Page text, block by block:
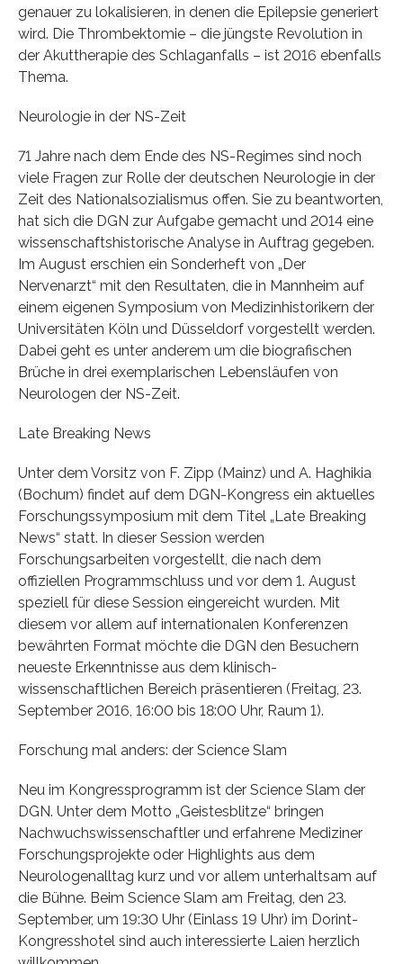
genauer zu lokalisieren, in denen die Epilepsie generiert
wird. Die Thrombektomie – die jüngste Revolution in
der Akuttherapie des Schlaganfalls – ist 2016 ebenfalls
Thema.
Neurologie in der NS-Zeit
71 Jahre nach dem Ende des NS-Regimes sind noch
viele Fragen zur Rolle der deutschen Neurologie in der
Zeit des Nationalsozialismus offen. Sie zu beantworten,
hat sich die DGN zur Aufgabe gemacht und 2014 eine
wissenschaftshistorische Analyse in Auftrag gegeben.
Im August erschien ein Sonderheft von „Der
Nervenarzt“ mit den Resultaten, die in Mannheim auf
einem eigenen Symposium von Medizinhistorikern der
Universitäten Köln und Düsseldorf vorgestellt werden.
Dabei geht es unter anderem um die biografischen
Brüche in drei exemplarischen Lebensläufen von
Neurologen der NS-Zeit.
Late Breaking News
Unter dem Vorsitz von F. Zipp (Mainz) und A. Haghikia
(Bochum) findet auf dem DGN-Kongress ein aktuelles
Forschungssymposium mit dem Titel „Late Breaking
News“ statt. In dieser Session werden
Forschungsarbeiten vorgestellt, die nach dem
offiziellen Programmschluss und vor dem 1. August
speziell für diese Session eingereicht wurden. Mit
diesem vor allem auf internationalen Konferenzen
bewährten Format möchte die DGN den Besuchern
neueste Erkenntnisse aus dem klinisch-
wissenschaftlichen Bereich präsentieren (Freitag, 23.
September 2016, 16:00 bis 18:00 Uhr, Raum 1).
Forschung mal anders: der Science Slam
Neu im Kongressprogramm ist der Science Slam der
DGN. Unter dem Motto „Geistesblitze“ bringen
Nachwuchswissenschaftler und erfahrene Mediziner
Forschungsprojekte oder Highlights aus dem
Neurologenalltag kurz und vor allem unterhaltsam auf
die Bühne. Beim Science Slam am Freitag, den 23.
September, um 19:30 Uhr (Einlass 19 Uhr) im Dorint-
Kongresshotel sind auch interessierte Laien herzlich